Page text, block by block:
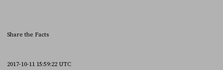
Share the Facts
2017-10-11 15:59:22 UTC